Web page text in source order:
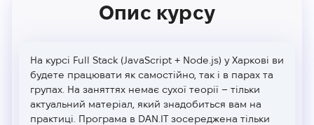
Опис курсу
На курсі Full Stack (JavaScript + Node.js) у Харкові ви
будете працювати як самостійно, так і в парах та
групах. На заняттях немає сухої теорії – тільки
актуальний матеріал, який знадобиться вам на
практиці. Програма в DAN.IT зосереджена тільки